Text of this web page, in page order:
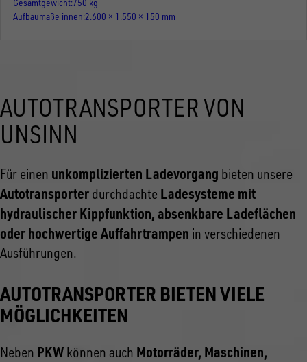
Gesamtgewicht 750 kg
Aufbaumaße innen 2.600 × 1.550 × 150 mm
AUTOTRANSPORTER VON
UNSINN
Für einen unkomplizierten Ladevorgang bieten unsere
Autotransporter durchdachte Ladesysteme mit
hydraulischer Kippfunktion, absenkbare Ladeflächen
oder hochwertige Auffahrtrampen in verschiedenen
Ausführungen.
AUTOTRANSPORTER BIETEN VIELE
MÖGLICHKEITEN
Neben PKW können auch Motorräder, Maschinen,